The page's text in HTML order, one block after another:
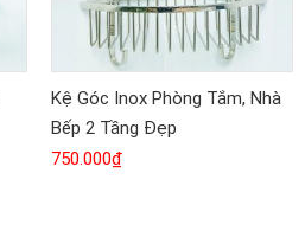
Kệ Góc Inox Phòng Tắm, Nhà
Bếp 2 Tầng Đẹp
750.000₫